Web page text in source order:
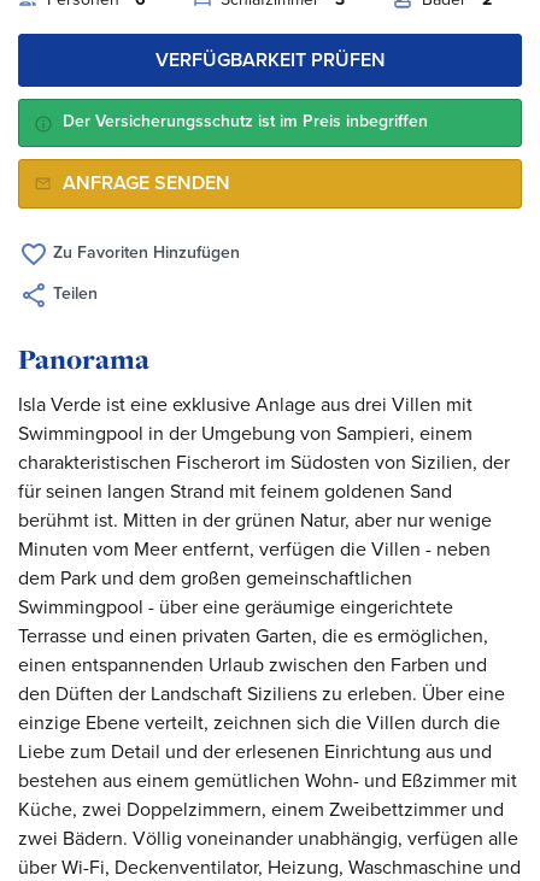
VERFÜGBARKEIT PRÜFEN
Der Versicherungsschutz ist im Preis inbegriffen
ANFRAGE SENDEN
Zu Favoriten Hinzufügen
Teilen
Panorama
Isla Verde ist eine exklusive Anlage aus drei Villen mit
Swimmingpool in der Umgebung von Sampieri, einem
charakteristischen Fischerort im Südosten von Sizilien, der
für seinen langen Strand mit feinem goldenen Sand
berühmt ist. Mitten in der grünen Natur, aber nur wenige
Minuten vom Meer entfernt, verfügen die Villen - neben
dem Park und dem großen gemeinschaftlichen
Swimmingpool - über eine geräumige eingerichtete
Terrasse und einen privaten Garten, die es ermöglichen,
einen entspannenden Urlaub zwischen den Farben und
den Düften der Landschaft Siziliens zu erleben. Über eine
einzige Ebene verteilt, zeichnen sich die Villen durch die
Liebe zum Detail und der erlesenen Einrichtung aus und
bestehen aus einem gemütlichen Wohn- und Eßzimmer mit
Küche, zwei Doppelzimmern, einem Zweibettzimmer und
zwei Bädern. Völlig voneinander unabhängig, verfügen alle
über Wi-Fi, Deckenventilator, Heizung, Waschmaschine und